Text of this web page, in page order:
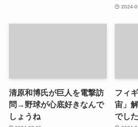
2024-
清原和博氏が巨人を電撃訪
問→野球が心底好きなんで
しょうね
フィ
宙」
でし